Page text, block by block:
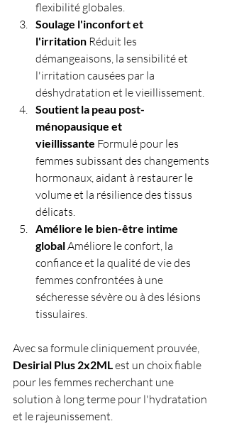
flexibilité globales.
Soulage l'inconfort et
l'irritation Réduit les
démangeaisons, la sensibilité et
l'irritation causées par la
déshydratation et le vieillissement.
Soutient la peau post-
ménopausique et
vieillissante Formulé pour les
femmes subissant des changements
hormonaux, aidant à restaurer le
volume et la résilience des tissus
délicats.
Améliore le bien-être intime
global Améliore le confort, la
confiance et la qualité de vie des
femmes confrontées à une
sécheresse sévère ou à des lésions
tissulaires.
Avec sa formule cliniquement prouvée,
Desirial Plus 2x2ML est un choix fiable
pour les femmes recherchant une
solution à long terme pour l'hydratation
et le rajeunissement.